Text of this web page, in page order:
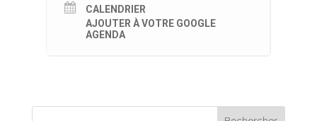
CALENDRIER
AJOUTER À VOTRE GOOGLE
AGENDA